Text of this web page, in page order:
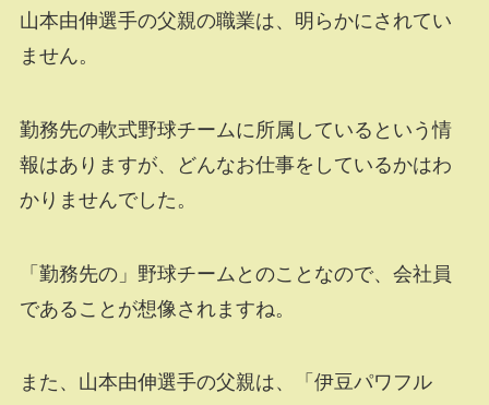
山本由伸選手の父親の職業は、明らかにされてい
ません。
勤務先の軟式野球チームに所属しているという情
報はありますが、どんなお仕事をしているかはわ
かりませんでした。
「勤務先の」野球チームとのことなので、会社員
であることが想像されますね。
また、山本由伸選手の父親は、「伊豆パワフル